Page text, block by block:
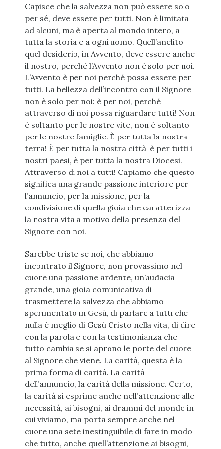
Capisce che la salvezza non può essere solo
per sé, deve essere per tutti. Non è limitata
ad alcuni, ma è aperta al mondo intero, a
tutta la storia e a ogni uomo. Quell’anelito,
quel desiderio, in Avvento, deve essere anche
il nostro, perché l’Avvento non è solo per noi.
L’Avvento è per noi perché possa essere per
tutti. La bellezza dell’incontro con il Signore
non è solo per noi: è per noi, perché
attraverso di noi possa riguardare tutti! Non
è soltanto per le nostre vite, non è soltanto
per le nostre famiglie. È per tutta la nostra
terra! È per tutta la nostra città, è per tutti i
nostri paesi, è per tutta la nostra Diocesi.
Attraverso di noi a tutti! Capiamo che questo
significa una grande passione interiore per
l’annuncio, per la missione, per la
condivisione di quella gioia che caratterizza
la nostra vita a motivo della presenza del
Signore con noi.
Sarebbe triste se noi, che abbiamo
incontrato il Signore, non provassimo nel
cuore una passione ardente, un’audacia
grande, una gioia comunicativa di
trasmettere la salvezza che abbiamo
sperimentato in Gesù, di parlare a tutti che
nulla è meglio di Gesù Cristo nella vita, di dire
con la parola e con la testimonianza che
tutto cambia se si aprono le porte del cuore
al Signore che viene. La carità, questa è la
prima forma di carità. La carità
dell’annuncio, la carità della missione. Certo,
la carità si esprime anche nell’attenzione alle
necessità, ai bisogni, ai drammi del mondo in
cui viviamo, ma porta sempre anche nel
cuore una sete inestinguibile di fare in modo
che tutto, anche quell’attenzione ai bisogni,